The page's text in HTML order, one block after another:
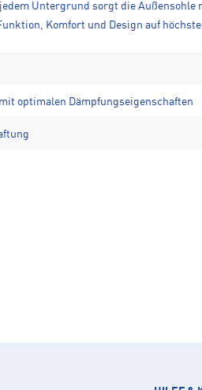
Untergrund sorgt die
Komfort und Design auf
optimalen Dämpfungseigenschaften